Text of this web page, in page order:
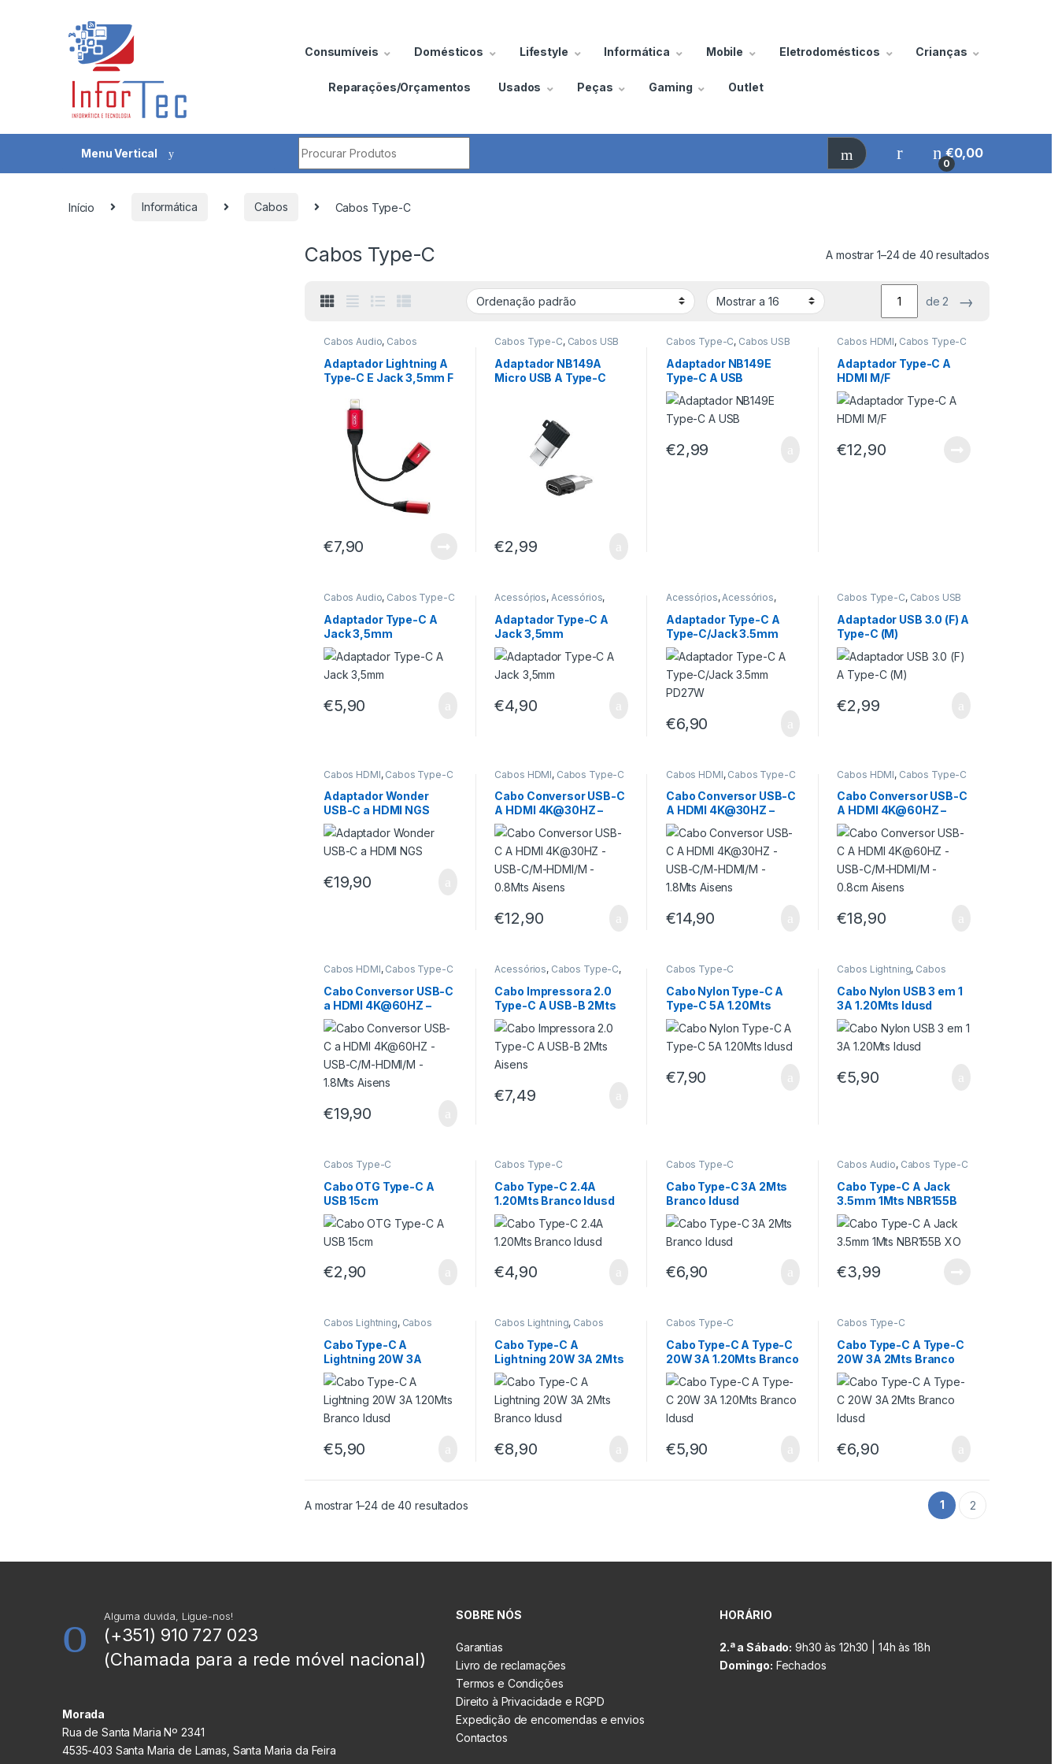
Consumíveis Domésticos Lifestyle Informática Mobile Eletrodomésticos Crianças
Reparações/Orçamentos Usados Peças Gaming Outlet
Menu Vertical
0
€0,00
Início Informática Cabos Cabos Type-C
Cabos Type-C A mostrar 1–24 de 40 resultados
de 2 →
Cabos Áudio, Cabos
Adaptador Lightning A
Type-C E Jack 3,5mm F
€7,90
Cabos Type-C, Cabos USB
Adaptador NB149A
Micro USB A Type-C
€2,99
Cabos Type-C, Cabos USB
Adaptador NB149E
Type-C A USB
€2,99
Cabos HDMI, Cabos Type-C
Adaptador Type-C A
HDMI M/F
€12,90
Cabos Áudio, Cabos Type-C
Adaptador Type-C A
Jack 3,5mm
€5,90
Acessórios, Acessórios,
Adaptador Type-C A
Jack 3,5mm
€4,90
Acessórios,Acessórios,
Carregadores Type-C,
Headsets e Headphones
Adaptador Type-C A
Type-C/Jack 3.5mm
PD27W
€6,90
Cabos Type-C, Cabos USB
Adaptador USB 3.0 (F) A
Type-C (M)
€2,99
Cabos HDMI, Cabos Type-C
Adaptador Wonder
USB-C a HDMI NGS
€19,90
Cabos HDMI, Cabos Type-C
Cabo Conversor USB-C
A HDMI 4K@30HZ –
USB-C/M-HDMI/M –
0.8Mts Aisens
€12,90
Cabos HDMI, Cabos Type-C
Cabo Conversor USB-C
A HDMI 4K@30HZ –
USB-C/M-HDMI/M –
1.8Mts Aisens
€14,90
Cabos HDMI, Cabos Type-C
Cabo Conversor USB-C
A HDMI 4K@60HZ –
USB-C/M-HDMI/M –
0.8cm Aisens
€18,90
Cabos HDMI, Cabos Type-C
Cabo Conversor USB-C
a HDMI 4K@60HZ –
USB-C/M-HDMI/M –
1.8Mts Aisens
€19,90
Acessórios, Cabos Type-C,
Cabo Impressora 2.0
Type-C A USB-B 2Mts
Aisens
€7,49
Cabos Type-C
Cabo Nylon Type-C A
Type-C 5A 1.20Mts
Idusd
€7,90
Cabos Lightning, Cabos
Cabos USB
Cabo Nylon USB 3 em 1
3A 1.20Mts Idusd
€5,90
Cabos Type-C
Cabo OTG Type-C A
USB 15cm
€2,90
Cabos Type-C
Cabo Type-C 2.4A
1.20Mts Branco Idusd
€4,90
Cabos Type-C
Cabo Type-C 3A 2Mts
Branco Idusd
€6,90
Cabos Áudio, Cabos Type-C
Cabo Type-C A Jack
3.5mm 1Mts NBR155B
XO
€3,99
Cabos Lightning, Cabos
Cabo Type-C A
Lightning 20W 3A
1.20Mts Branco Idusd
€5,90
Cabos Lightning, Cabos
Cabo Type-C A
Lightning 20W 3A 2Mts
Branco Idusd
€8,90
Cabos Type-C
Cabo Type-C A Type-C
20W 3A 1.20Mts Branco
Idusd
€5,90
Cabos Type-C
Cabo Type-C A Type-C
20W 3A 2Mts Branco
Idusd
€6,90
A mostrar 1–24 de 40 resultados 1 2
Alguma duvida, Ligue-nos!
(+351) 910 727 023
(Chamada para a rede móvel nacional)
Morada
Rua de Santa Maria Nº 2341
4535-403 Santa Maria de Lamas, Santa Maria da Feira
SOBRE NÓS
Garantias
Livro de reclamações
Termos e Condições
Direito à Privacidade e RGPD
Expedição de encomendas e envios
Contactos
HORÁRIO
2.ª a Sábado: 9h30 às 12h30 | 14h às 18h
Domingo: Fechados